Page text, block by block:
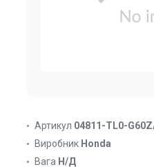
Артикул 04811-TL0-
Виробник Honda
Вага Н/Д